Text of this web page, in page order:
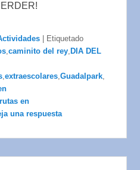
Etiquetado
,caminito del rey, DIA DEL
,extraescolares,Guadalpark,
rutas en
una respuesta